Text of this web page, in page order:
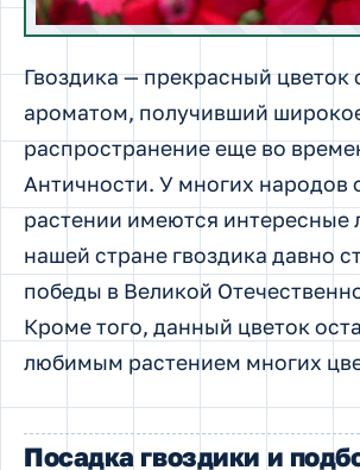
Гвоздика — прекрасный цветок
ароматом, получивший
распространение еще во
Античности. У многих народов
растении имеются интересные
нашей стране гвоздика давно
победы в Великой
Кроме того, данный цветок
любимым растением многих
Посадка гвоздики и